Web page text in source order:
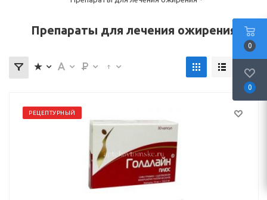
Препараты для лечения ожирения
РЕЦЕПТУРНЫЙ
0
0